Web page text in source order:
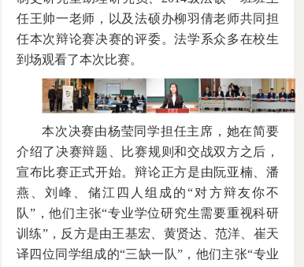
任王帅一老师，以及法硕办柳羽倩老师共同担
任本次辩论赛决赛的评委。法学系众多在校生
到场观看了本次比赛。
本次决赛由杨莹同学担任主席，她在简要
介绍了决赛辩题、比赛规则和交战双方之后，
宣布比赛正式开始。辩论正方是由阮亚楠、潘
燕、刘峰、储江四人组成的“对方辩友你不
队”，他们主张“专业学位研究生需要重视科研
训练”，反方是由王基宏、黄贤达、范洋、崔天
译四位同学组成的“三缺一队”，他们主张“专业